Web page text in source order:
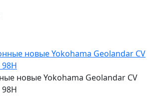
новые Yokohama Geolandar CV